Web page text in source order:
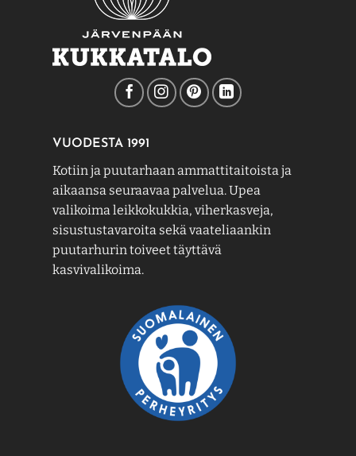
VUODESTA 1991
Kotiin ja puutarhaan ammattitaitoista ja
aikaansa seuraavaa palvelua. Upea
valikoima leikkokukkia, viherkasveja,
sisustustavaroita sekä vaateliaankin
puutarhurin toiveet täyttävä
kasvivalikoima.